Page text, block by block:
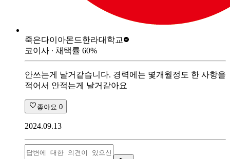
죽은다이아몬드한라대학교
코이사 ∙ 채택률 60%
안쓰는게 날거같습니다. 경력에는 몇개월정도 한 사항을
적어서 안적는게 날거같아요
좋아요 0
2024.09.13